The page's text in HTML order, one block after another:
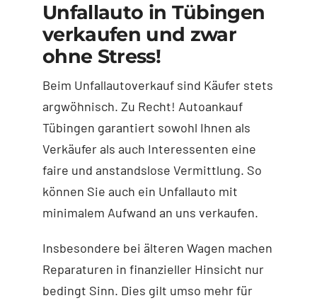
Unfallauto in Tübingen
verkaufen und zwar
ohne Stress!
Beim Unfallautoverkauf sind Käufer stets
argwöhnisch. Zu Recht! Autoankauf
Tübingen garantiert sowohl Ihnen als
Verkäufer als auch Interessenten eine
faire und anstandslose Vermittlung. So
können Sie auch ein Unfallauto mit
minimalem Aufwand an uns verkaufen.
Insbesondere bei älteren Wagen machen
Reparaturen in finanzieller Hinsicht nur
bedingt Sinn. Dies gilt umso mehr für